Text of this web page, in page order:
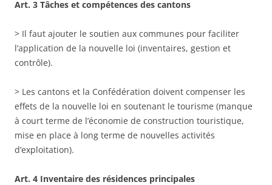
Art. 3 Tâches et compétences des cantons
> Il faut ajouter le soutien aux communes pour faciliter
l’application de la nouvelle loi (inventaires, gestion et
contrôle).
> Les cantons et la Confédération doivent compenser les
effets de la nouvelle loi en soutenant le tourisme (manque
à court terme de l’économie de construction touristique,
mise en place à long terme de nouvelles activités
d’exploitation).
Art. 4 Inventaire des résidences principales